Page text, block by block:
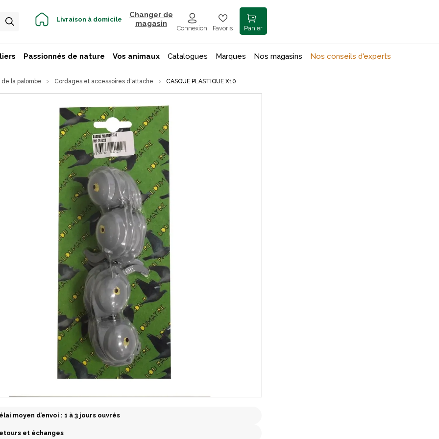
Livraison à domicile
Changer de
magasin
Connexion Favoris Panier
Passionnés de nature Vos animaux Catalogues Marques Nos magasins Nos conseils d'experts
la palombe Cordages et accessoires d'attache CASQUE PLASTIQUE X10
moyen d’envoi : 1 à 3 jours ouvrés
et échanges